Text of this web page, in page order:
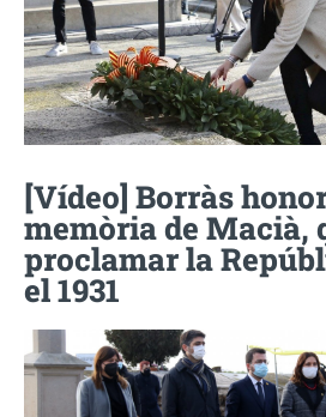
[Vídeo] Borràs
memòria de Macià,
proclamar la
el 1931